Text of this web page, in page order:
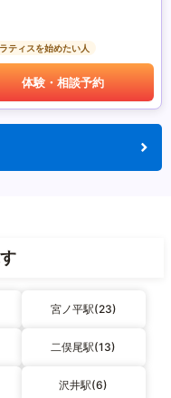
ティスを始めたい人
体験・相談予約
宮ノ平駅(23)
二俣尾駅(13)
沢井駅(6)